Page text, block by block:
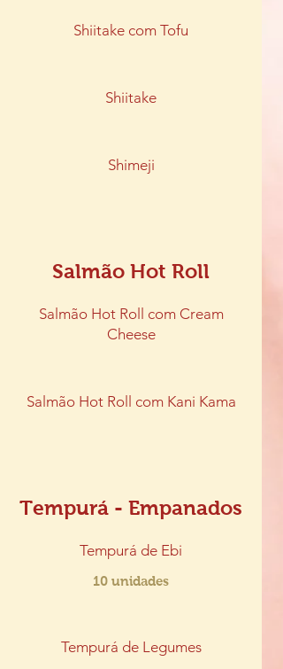
Shiitake com Tofu
Shiitake
Shimeji
Salmão Hot Roll
Salmão Hot Roll com Cream
Cheese
Salmão Hot Roll com Kani Kama
Tempurá - Empanados
Tempurá de Ebi
10 unidades
Tempurá de Legumes